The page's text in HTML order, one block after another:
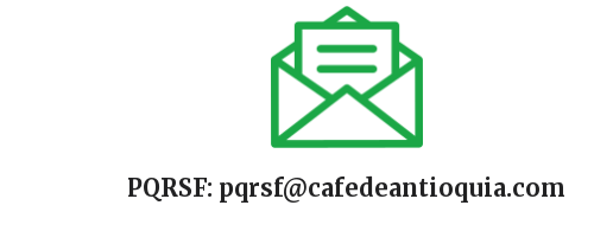
PQRSF: pqrsf@cafedeantioquia.com